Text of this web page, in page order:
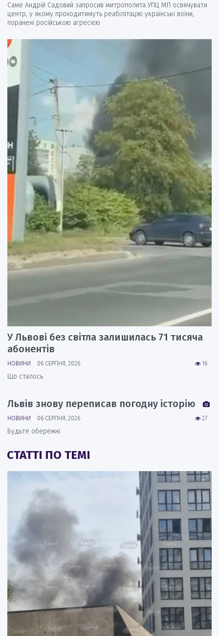
Саме Андрій Садовий запросив митрополита УПЦ МП освячувати
центр, у якому проходитимуть реабілітацію українські воїни,
поранені російською агресією
У Львові без світла залишилась 71 тисяча
абонентів
16
НОВИНИ 06 СЕРПНЯ, 2026
Що сталось
Львів знову переписав погодну історію
27
НОВИНИ 06 СЕРПНЯ, 2026
Будьте обережні
СТАТТІ ПО ТЕМІ